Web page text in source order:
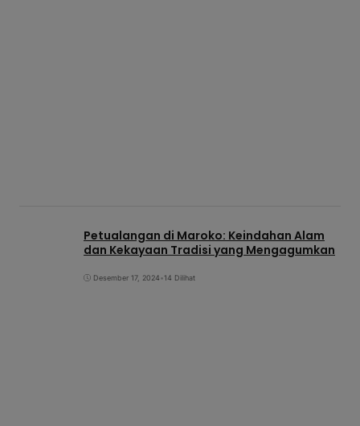
Petualangan di Maroko: Keindahan Alam
dan Kekayaan Tradisi yang Mengagumkan
Desember 17, 2024•14 Dilihat